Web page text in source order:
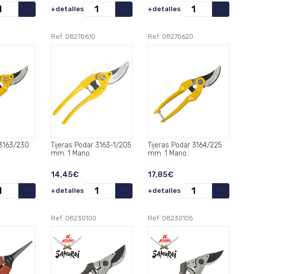
+detalles +detalles
Ref: 08270610
Tijeras Podar 3163-1/205
mm. 1 Mano.
14,45€
+detalles
Ref: 08270620
Tijeras Podar 3164/225
mm. 1 Mano.
17,85€
+detalles
Ref: 08230100 Ref: 08230105